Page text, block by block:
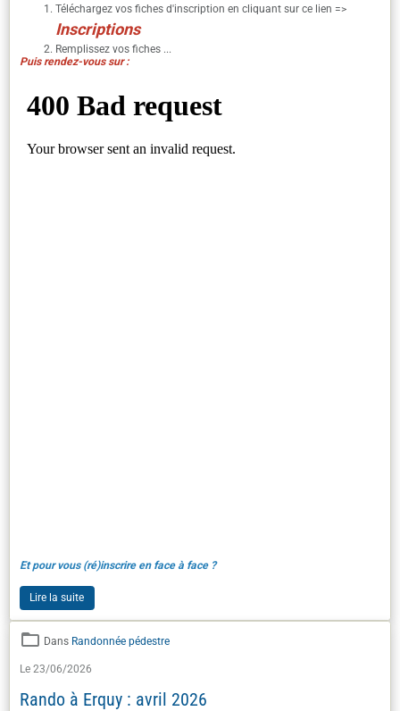
Téléchargez vos fiches d'inscription en cliquant sur ce lien =>
Inscriptions
Remplissez vos fiches ...
Puis rendez-vous sur :
Et pour vous (ré)inscrire en face à face ?
Lire la suite
Dans Randonnée pédestre
Le 23/06/2026
Rando à Erquy : avril 2026